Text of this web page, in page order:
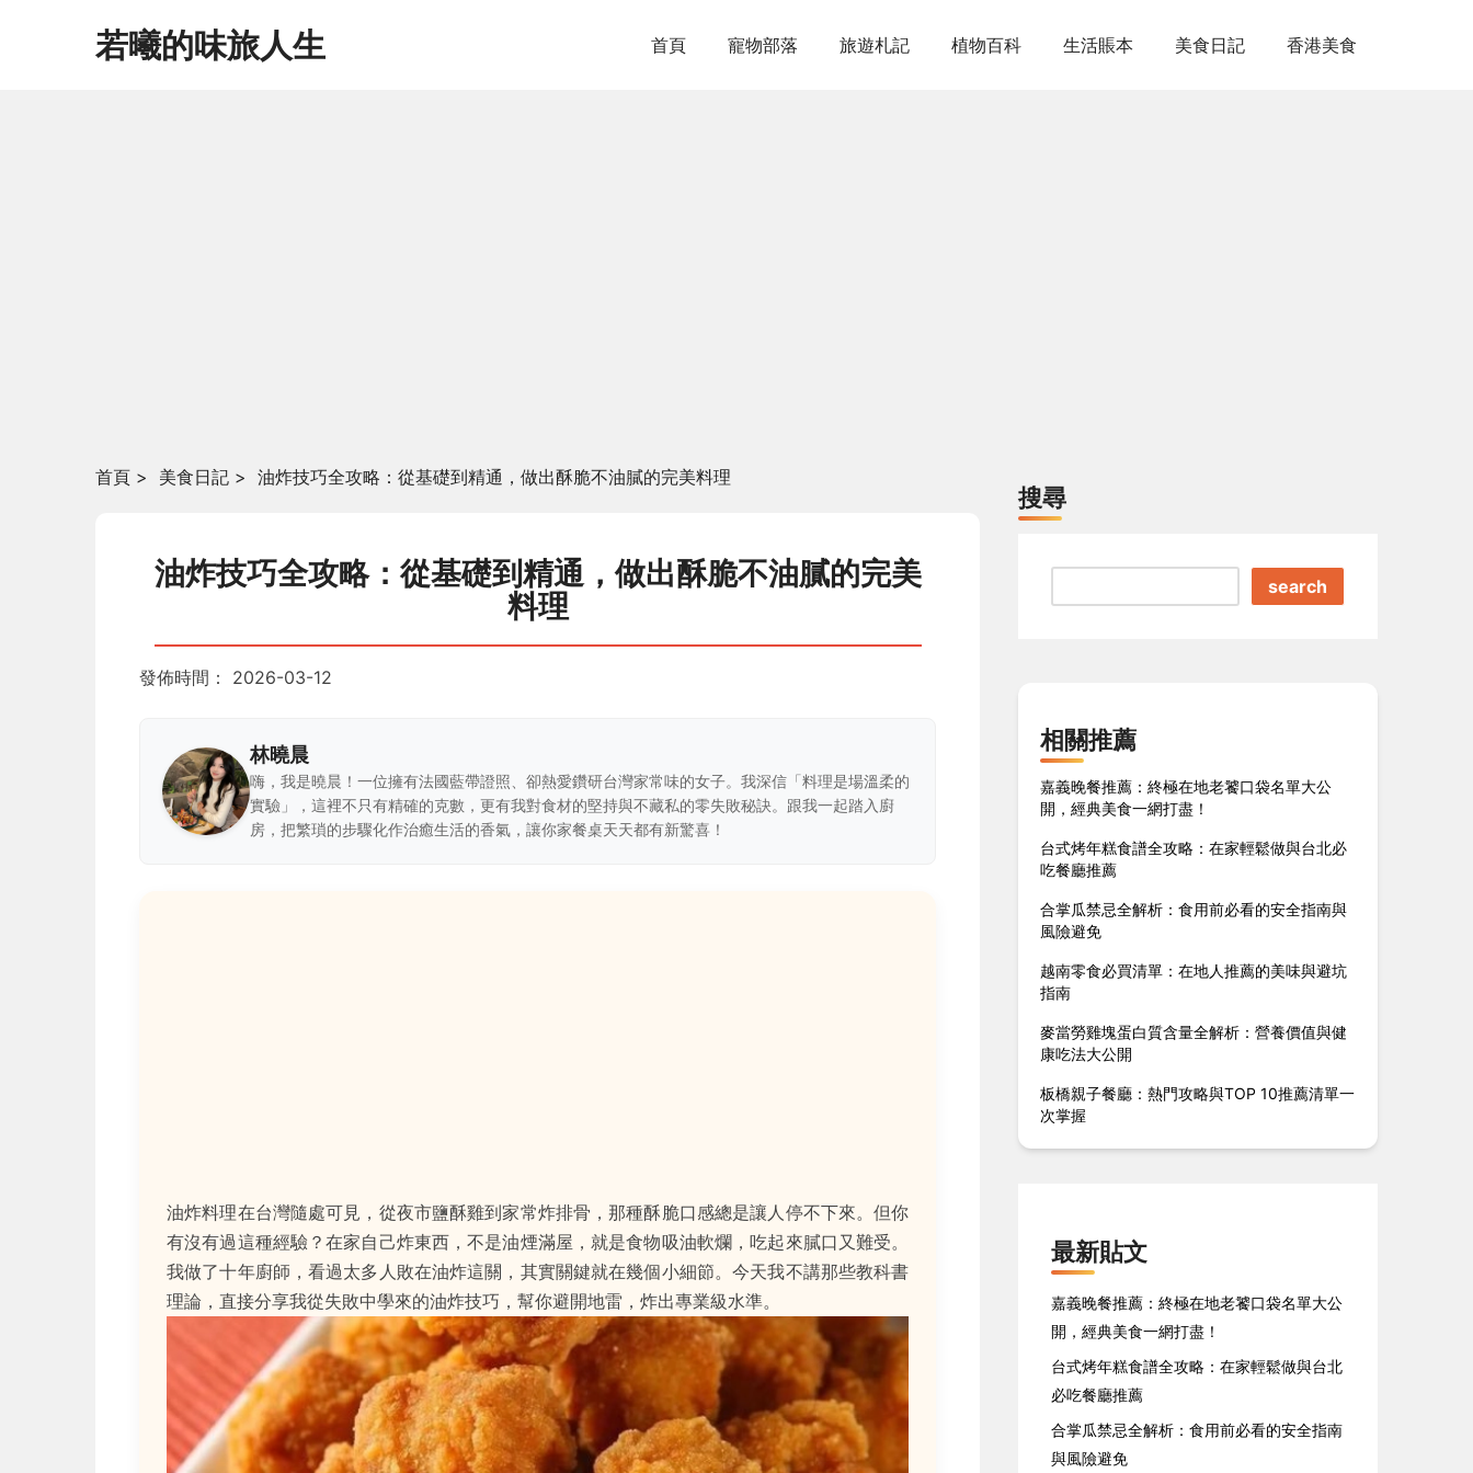
若曦的味旅人生 首頁 寵物部落 旅遊札記 植物百科 生活賬本 美食日記 香港美食
首頁 > 美食日記 > 油炸技巧全攻略：從基礎到精通，做出酥脆不油膩的完美料理
油炸技巧全攻略：從基礎到精通，做出酥脆不油膩的完美
料理
發佈時間： 2026-03-12
林曉晨
嗨，我是曉晨！一位擁有法國藍帶證照、卻熱愛鑽研台灣家常味的女子。我深信「料理是場溫柔的
實驗」，這裡不只有精確的克數，更有我對食材的堅持與不藏私的零失敗秘訣。跟我一起踏入廚
房，把繁瑣的步驟化作治癒生活的香氣，讓你家餐桌天天都有新驚喜！
油炸料理在台灣隨處可見，從夜市鹽酥雞到家常炸排骨，那種酥脆口感總是讓人停不下來。但你
有沒有過這種經驗？在家自己炸東西，不是油煙滿屋，就是食物吸油軟爛，吃起來膩口又難受。
我做了十年廚師，看過太多人敗在油炸這關，其實關鍵就在幾個小細節。今天我不講那些教科書
理論，直接分享我從失敗中學來的油炸技巧，幫你避開地雷，炸出專業級水準。
搜尋
search
相關推薦
嘉義晚餐推薦：終極在地老饕口袋名單大公
開，經典美食一網打盡！
台式烤年糕食譜全攻略：在家輕鬆做與台北必
吃餐廳推薦
合掌瓜禁忌全解析：食用前必看的安全指南與
風險避免
越南零食必買清單：在地人推薦的美味與避坑
指南
麥當勞雞塊蛋白質含量全解析：營養價值與健
康吃法大公開
板橋親子餐廳：熱門攻略與TOP 10推薦清單一
次掌握
最新貼文
嘉義晚餐推薦：終極在地老饕口袋名單大公
開，經典美食一網打盡！
台式烤年糕食譜全攻略：在家輕鬆做與台北
必吃餐廳推薦
合掌瓜禁忌全解析：食用前必看的安全指南
與風險避免